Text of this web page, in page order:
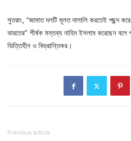
সুতরাং, “জামাত দলটি মূলত দালালি করতেই পছন্দ
ভারতের” শীর্ষক মন্তব্য নাহিদ ইসলাম করেছেন বলে
ভিত্তিহীন ও বিভ্রান্তিকর।
Previous article